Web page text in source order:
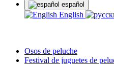
español
English
Osos de peluche
Festival de juguetes de